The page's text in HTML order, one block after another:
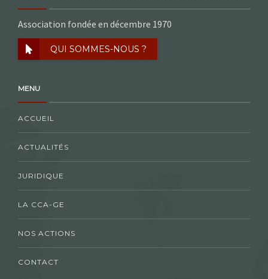
Association fondée en décembre 1970
QUI SOMMES-NOUS ?
MENU
ACCUEIL
ACTUALITÉS
JURIDIQUE
LA CCA-GE
NOS ACTIONS
CONTACT